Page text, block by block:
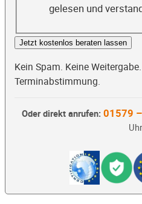
gelesen und
Jetzt kostenlos beraten lassen
Kein Spam. Keine
Terminabstimmung.
Oder direkt anrufen: 01579
Uhr